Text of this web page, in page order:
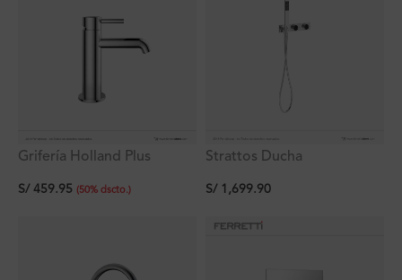
Grifería Holland Plus
Bajo al Mueble
S/ 459.95 (50% dscto.)
Strattos Ducha
Desviador y Ducha de
S/1,699.90